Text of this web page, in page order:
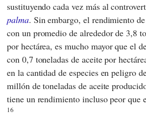
sustituyendo cada vez más al
palma. Sin embargo, el rendimiento
con un promedio de alrededor de 3,8
por hectárea, es mucho mayor que el
con 0,7 toneladas de aceite por
en la cantidad de especies en peligro
millón de toneladas de aceite
tiene un rendimiento incluso peor que
16